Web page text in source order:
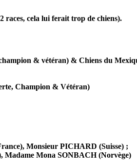
races, cela lui ferait trop de chiens).
& vétéran) & Chiens du
Champion & Vétéran)
Monsieur PICHARD (Suisse) ;
Madame Mona SONBACH (Norvège)